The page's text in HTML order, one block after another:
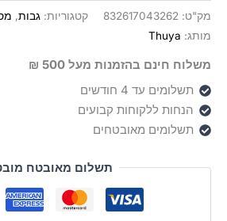
מספריים
מק"ט: 832617043262 קטגוריות: גבות,
מותג: Thuya
משלוח חינם בהזמנות מעל 500 ₪
תשלומים עד 4 חודשים
הנחות ללקוחות קבועים
תשלומים מאובטחים
תשלום מאובטח